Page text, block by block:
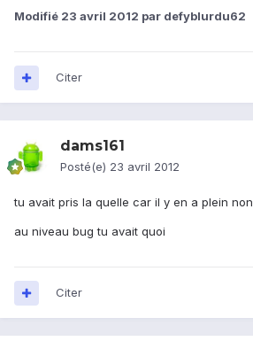
Modifié 23 avril 2012 par defyblurdu62
Citer
dams161
Posté(e) 23 avril 2012
tu avait pris la quelle car il y en a plein non
au niveau bug tu avait quoi
Citer